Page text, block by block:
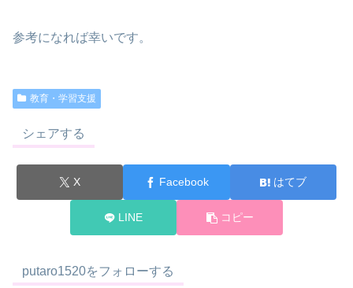
参考になれば幸いです。
教育・学習支援
シェアする
X Facebook はてブ
LINE コピー
putaro1520をフォローする